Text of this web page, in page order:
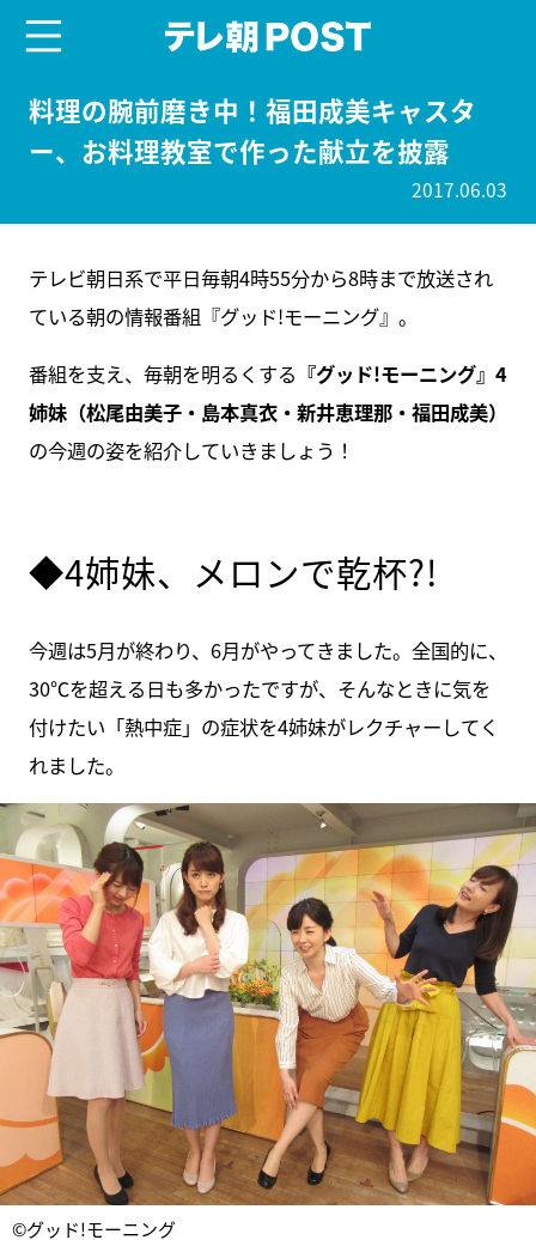
料理の腕前磨き中！福田成美キャスタ
ー、お料理教室で作った献立を披露
2017.06.03
テレビ朝日系で平日毎朝4時55分から8時まで放送され
ている朝の情報番組『グッド!モーニング』。
番組を支え、毎朝を明るくする 『グッド!モーニング』4
姉妹（松尾由美子・島本真衣・新井恵理那・福田成美）
の今週の姿を紹介していきましょう！
◆4姉妹、メロンで乾杯?!
今週は5月が終わり、6月がやってきました。全国的に、
30℃を超える日も多かったですが、そんなときに気を
付けたい「熱中症」の症状を4姉妹がレクチャーしてく
れました。
©グッド!モーニング